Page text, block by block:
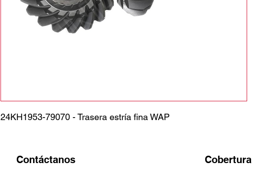
24KH1953-79070 - Trasera estría fina WAP
Contáctanos Cobertura